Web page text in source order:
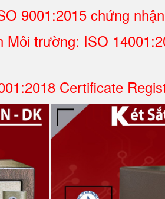
9001:2015 chứng
Môi trường: ISO
Certificate